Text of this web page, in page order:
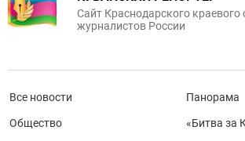
Сайт Краснодарского краевого
журналистов России
Все новости
Общество
Панорама
«Битва за